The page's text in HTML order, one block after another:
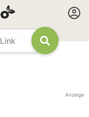
Anzeige